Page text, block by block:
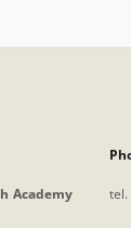
Academy
tel.